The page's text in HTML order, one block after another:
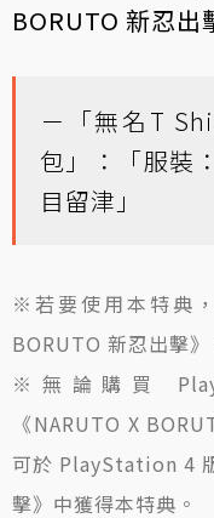
BORUTO 新忍出
－「無名T
包」：「服裝
目留津」
※若要使用本特典
BORUTO 新忍出擊》
※無論購買
《NARUTO X
可於 PlayStation 4
擊》中獲得本特典。